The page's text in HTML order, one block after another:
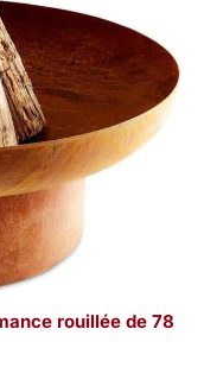
rouillée de 78